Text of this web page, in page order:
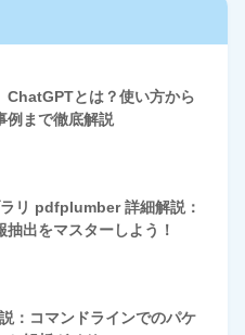
ChatGPTとは？使い方から
例まで徹底解説
リ pdfplumber 詳細解説：
抽出をマスターしよう！
：コマンドラインでのパケ